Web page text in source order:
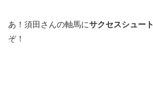
あ！須田さんの軸馬にサクセスシュート
ぞ！